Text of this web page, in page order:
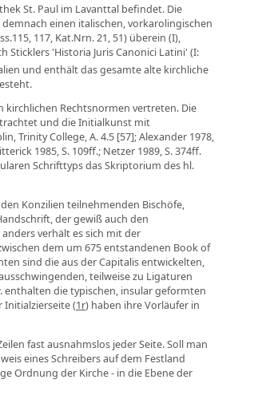
St. Paul im Lavanttal befindet. Die
einen italischen, vorkarolingischen
117, Kat.Nrn. 21, 51) überein (I),
Sticklers 'Historia Juris Canonici Latini' (I:
und enthält das gesamte alte kirchliche
kirchlichen Rechtsnormen vertreten. Die
und die Initialkunst mit
Trinity College, A. 4.5 [57]; Alexander 1978,
1985, S. 109ff.; Netzer 1989, S. 374ff.
Schrifttyps das Skriptorium des hl.
Konzilien teilnehmenden Bischöfe,
der gewiß auch den
verhält es sich mit der
dem um 675 entstandenen Book of
sind die aus der Capitalis entwickelten,
teilweise zu Ligaturen
enthalten die typischen, insular geformten
Initialzierseite (1r) haben ihre Vorläufer in
fast ausnahmslos jeder Seite. Soll man
eines Schreibers auf dem Festland
Ordnung der Kirche - in die Ebene der